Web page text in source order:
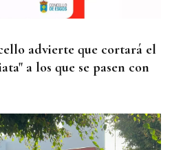
advierte que cortará el
a los que se pasen con